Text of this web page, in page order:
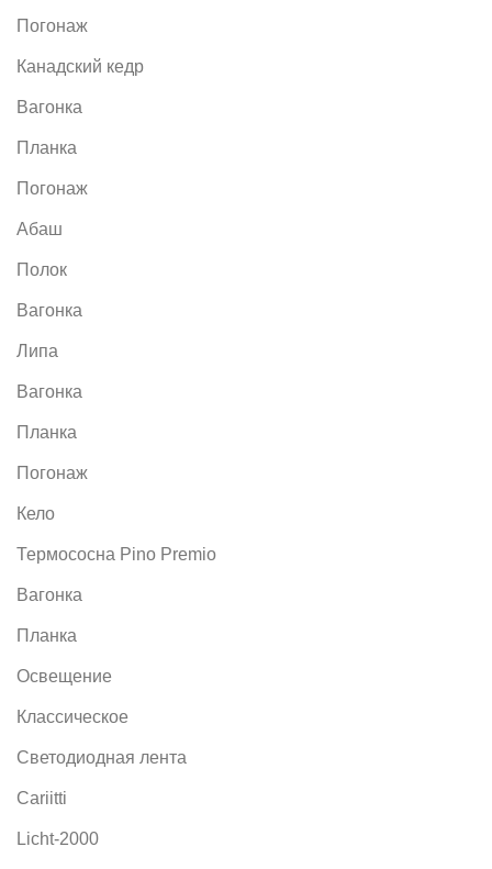
Погонаж
Канадский кедр
Вагонка
Планка
Погонаж
Абаш
Полок
Вагонка
Липа
Вагонка
Планка
Погонаж
Кело
Термососна Pino Premio
Вагонка
Планка
Освещение
Классическое
Светодиодная лента
Cariitti
Licht-2000